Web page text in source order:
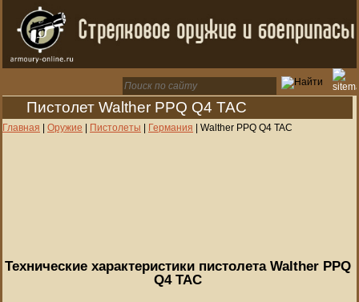
Пистолет Walther PPQ Q4 TAC
Главная | Оружие | Пистолеты | Германия | Walther PPQ Q4 TAC
Технические характеристики пистолета Walther PPQ
Q4 TAC